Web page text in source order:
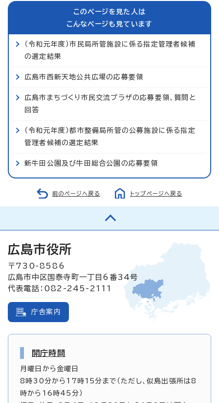
このページを見た人は
こんなページも見ています
（令和元年度）市民局所管施設に係る指定管理者候補
の選定結果
広島市西新天地公共広場の応募要領
広島市まちづくり市民交流プラザの応募要領、質問と
回答
（令和元年度）都市整備局所管の公募施設に係る指定
管理者候補の選定結果
新牛田公園及び牛田総合公園の応募要領
前のページへ戻る トップページへ戻る
広島市役所
〒730-8586
広島市中区国泰寺町一丁目6番34号
代表電話：082-245-2111
庁舎案内
開庁時間
月曜日から金曜日
8時30分から17時15分まで（ただし、似島出張所は8
時から16時45分）